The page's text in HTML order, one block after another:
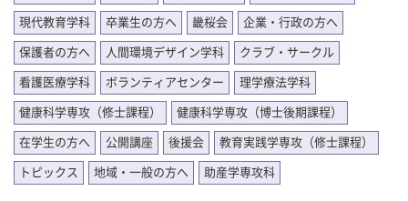
現代教育学科 卒業生の方へ 畿桜会 企業・行政の方へ
保護者の方へ 人間環境デザイン学科 クラブ・サークル
看護医療学科 ボランティアセンター 理学療法学科
健康科学専攻（修士課程） 健康科学専攻（博士後期課程）
在学生の方へ 公開講座 後援会 教育実践学専攻（修士課程）
トピックス 地域・一般の方へ 助産学専攻科